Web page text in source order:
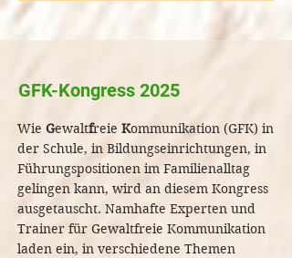
GFK-Kongress 2025
Wie Gewaltfreie Kommunikation (GFK) in
der Schule, in Bildungseinrichtungen, in
Führungspositionen im Familienalltag
gelingen kann, wird an diesem Kongress
ausgetauscht. Namhafte Experten und
Trainer für Gewaltfreie Kommunikation
laden ein, in verschiedene Themen